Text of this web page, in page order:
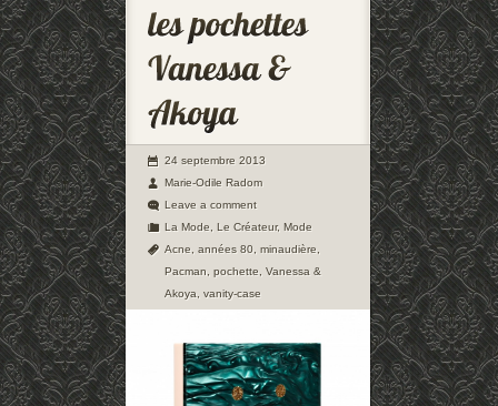
24 septembre 2013
Marie-Odile Radom
Leave a comment
La Mode
Le Créateur, Mode
Acne
années 80 minaudière
Pacman pochette
Vanessa &
Akoya vanity-case